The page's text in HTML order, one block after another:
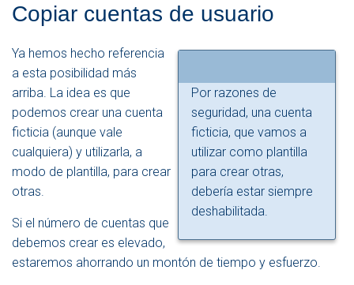
Copiar cuentas de usuario
Por razones de
seguridad, una cuenta
ficticia, que vamos a
utilizar como plantilla
para crear otras,
debería estar siempre
deshabilitada.
Ya hemos hecho referencia
a esta posibilidad más
arriba. La idea es que
podemos crear una cuenta
ficticia (aunque vale
cualquiera) y utilizarla, a
modo de plantilla, para crear
otras.
Si el número de cuentas que
debemos crear es elevado,
estaremos ahorrando un montón de tiempo y esfuerzo.